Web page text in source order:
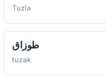
Tuzla
طوزاق
tuzak